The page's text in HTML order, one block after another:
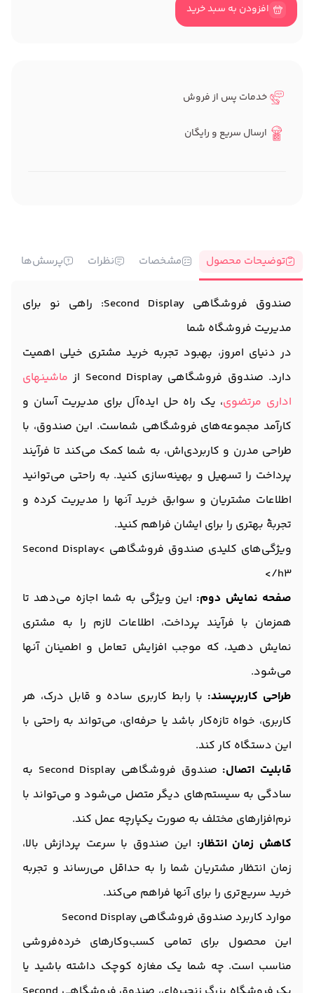
افزودن به سبد خرید
خدمات پس از فروش
ارسال سریع و رایگان
توضیحات محصول مشخصات نظرات پرسش‌ها
صندوق فروشگاهی Second Display: راهی نو برای
مدیریت فروشگاه شما
در دنیای امروز، بهبود تجربه خرید مشتری خیلی اهمیت
دارد. صندوق فروشگاهی Second Display از
ماشینهای
اداری مرتضوی، یک راه حل ایده‌آل برای مدیریت آسان و
کارآمد مجموعه‌های فروشگاهی شماست. این صندوق، با
طراحی مدرن و کاربردی‌اش، به شما کمک می‌کند تا فرآیند
پرداخت را تسهیل و بهینه‌سازی کنید. به راحتی می‌توانید
اطلاعات مشتریان و سوابق خرید آنها را مدیریت کرده و
تجربۀ بهتری را برای ایشان فراهم کنید.
ویژگی‌های کلیدی صندوق فروشگاهی Second Display<
/h3>
صفحه نمایش دوم: این ویژگی به شما اجازه می‌دهد تا
همزمان با فرآیند پرداخت، اطلاعات لازم را به مشتری
نمایش دهید، که موجب افزایش تعامل و اطمینان آنها
می‌شود.
طراحی کاربرپسند: با رابط کاربری ساده و قابل درک، هر
کاربری، خواه تازه‌کار باشد یا حرفه‌ای، می‌تواند به راحتی با
این دستگاه کار کند.
قابلیت اتصال:
صندوق فروشگاهی Second Display به
سادگی به سیستم‌های دیگر متصل می‌شود و می‌تواند با
نرم‌افزارهای مختلف به صورت یکپارچه عمل کند.
کاهش زمان انتظار: این صندوق با سرعت پردازش بالا،
زمان انتظار مشتریان شما را به حداقل می‌رساند و تجربه
خرید سریع‌تری را برای آنها فراهم می‌کند.
موارد کاربرد صندوق فروشگاهی Second Display
این محصول برای تمامی کسب‌وکارهای خرده‌فروشی
مناسب است. چه شما یک مغازه کوچک داشته باشید یا